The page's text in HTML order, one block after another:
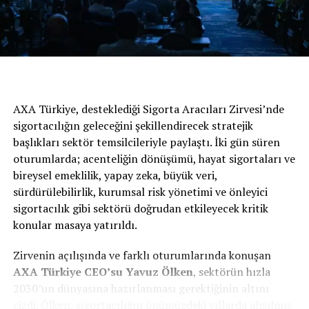
tanıtarak çevresel hareketlere hız
kazandıran ilk marka olarak otomotiv
sektöründe öne çıktı.
Bugün 15 milyonu aşan hibrit araç satışı elde eden
AXA Türkiye, desteklediği Sigorta Aracıları Zirvesi’nde
sigortacılığın geleceğini şekillendirecek stratejik
başlıkları sektör temsilcileriyle paylaştı. İki gün süren
oturumlarda; acenteliğin dönüşümü, hayat sigortaları ve
bireysel emeklilik, yapay zeka, büyük veri,
sürdürülebilirlik, kurumsal risk yönetimi ve önleyici
sigortacılık gibi sektörü doğrudan etkileyecek kritik
konular masaya yatırıldı.
Zirvenin açılışında ve farklı oturumlarında konuşan
AXA TürkiyeCEO’su Yavuz Ölken, sektörün hızla
2030’un dünyasına hazırlanması gerektiğinin altını